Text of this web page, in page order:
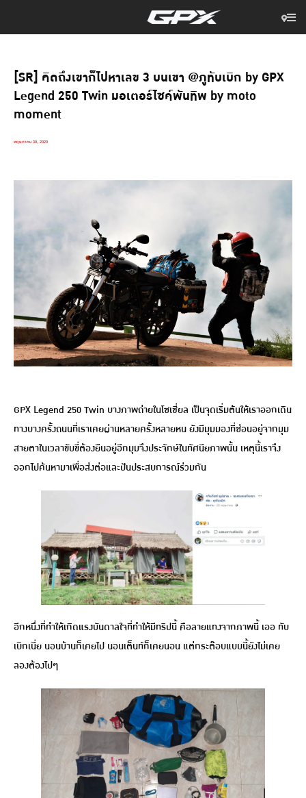
[SR] คิดถึงเขาก็ไปหาเลข 3 บนเขา @ภูทับเบิก by GPX
Legend 250 Twin มอเตอร์ไซค์พันทิพ by moto
moment
พฤษภาคม 30, 2020
GPX Legend 250 Twin บางภาพถ่ายในโซเชี่ยล เป็นจุดเริ่มต้นให้เราออกเดิน
ทางบางครั้งถนนที่เราเคยผ่านหลายครั้งหลายหน ยังมีมุมมองที่ซ่อนอยู่จากมุม
สายตาในเวลาขับขี่ต้องยืนอยู่อีกมุมจึงประจักษ์ในทัศนียภาพนั้น เหตุนี้เราจึง
ออกไปค้นหามาเพื่อส่งต่อและปันประสบการณ์ร่วมกัน
อีกหนึ่งที่ทำให้เกิดแรงบันดาลใจที่ทำให้มีทริปนี้ คือลายแทงจากภาพนี้ เออ ทับ
เบิกเนี่ย นอนบ้านก็เคยไป นอนเต็นท์ก็เคยนอน แต่กระต๊อบแบบนี้ยังไม่เคย
ลองต้องไปๆ